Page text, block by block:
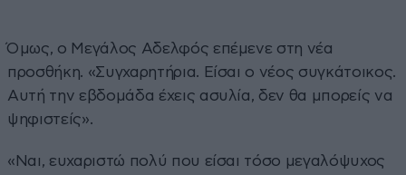
Όμως, ο Μεγάλος Αδελφός επέμενε στη νέα
προσθήκη. «Συγχαρητήρια. Είσαι ο νέος συγκάτοικος.
Αυτή την εβδομάδα έχεις ασυλία, δεν θα μπορείς να
ψηφιστείς».
«Ναι, ευχαριστώ πολύ που είσαι τόσο μεγαλόψυχος